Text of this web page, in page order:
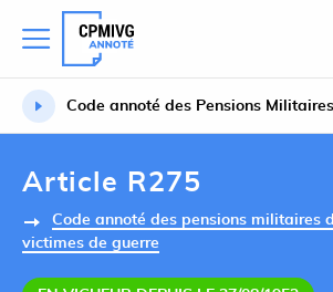
Code annoté des Pensions
Article R275
Code annoté des pensions militaires
victimes de guerre